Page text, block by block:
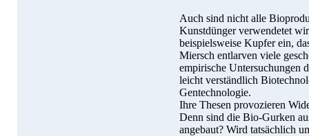
Auch sind nicht alle
Kunstdünger verwendetet
beispielsweise Kupfer ein,
Miersch entlarven viele
empirische Untersuchungen
leicht verständlich
Gentechnologie.
Ihre Thesen provozieren
Denn sind die Bio-Gurken
angebaut? Wird tatsächlich